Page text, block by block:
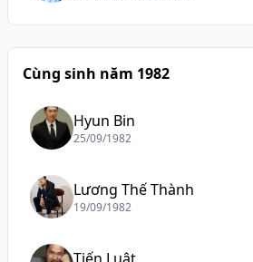
Cùng sinh năm 1982
Hyun Bin
25/09/1982
Lương Thế Thành
19/09/1982